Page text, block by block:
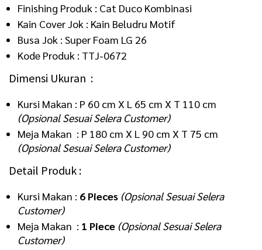
Finishing Produk : Cat Duco Kombinasi
Kain Cover Jok : Kain Beludru Motif
Busa Jok : Super Foam LG 26
Kode Produk : TTJ-0672
Dimensi Ukuran :
Kursi Makan : P 60 cm X L 65 cm X T 110 cm
(Opsional Sesuai Selera Customer)
Meja Makan : P 180 cm X L 90 cm X T 75 cm
(Opsional Sesuai Selera Customer)
Detail Produk :
Kursi Makan : 6 Pieces (Opsional Sesuai Selera
Customer)
Meja Makan : 1 Piece (Opsional Sesuai Selera
Customer)